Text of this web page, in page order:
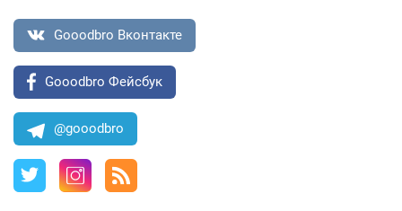
Gooodbro Вконтакте
Gooodbro Фейсбук
@gooodbro